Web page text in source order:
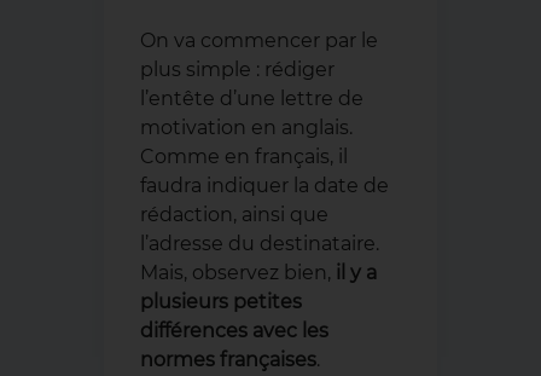
On va commencer par le
plus simple : rédiger
l’entête d’une lettre de
motivation en anglais.
Comme en français, il
faudra indiquer la date de
rédaction, ainsi que
l’adresse du destinataire.
Mais, observez bien, il y a
plusieurs petites
différences avec les
normes françaises.